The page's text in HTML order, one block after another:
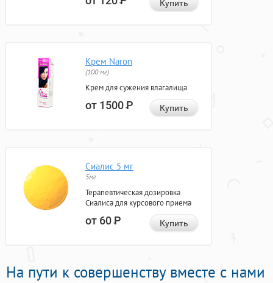
Купить
Крем Naron
(100 мг)
Крем для сужения влагалища
от 1500Р Купить
Сиалис 5 мг
5мг
Терапевтическая дозировка
Сиалиса для курсового приема
от 60Р Купить
На пути к совершенству вместе с нами